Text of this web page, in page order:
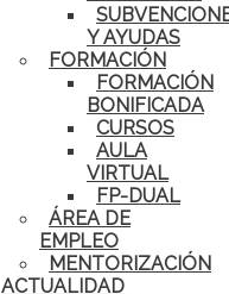
Y AYUDAS
FORMACIÓN
FORMACIÓN
BONIFICADA
CURSOS
AULA
VIRTUAL
FP-DUAL
ÁREA DE
EMPLEO
MENTORIZACIÓN
ACTUALIDAD